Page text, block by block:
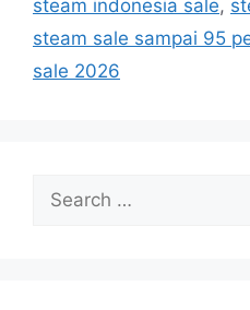
s
steam indonesia sale,
steam sale sampai 95
sale 2026